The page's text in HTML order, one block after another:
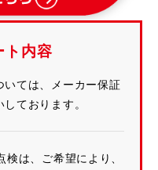
ト内容
いては、メーカー保証
ております。
は、ご希望により、